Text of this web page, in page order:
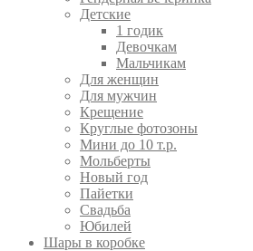
Детские
1 годик
Девочкам
Мальчикам
Для женщин
Для мужчин
Крещение
Круглые фотозоны
Мини до 10 т.р.
Мольберты
Новый год
Пайетки
Свадьба
Юбилей
Шары в коробке